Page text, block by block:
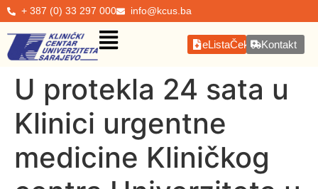
+ 387 (0) 33 297 000 info@kcus.ba
eListaČekanjaKontakt
U protekla 24 sata u
Klinici urgentne
medicine Kliničkog